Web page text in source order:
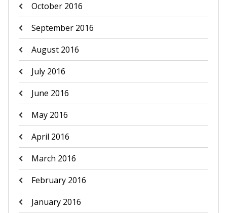
October 2016
September 2016
August 2016
July 2016
June 2016
May 2016
April 2016
March 2016
February 2016
January 2016